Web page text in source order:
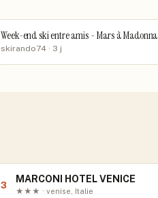
Week-end ski entre amis - Mars à Madonna
skirando74 · 3 j
3
MARCONI HOTEL VENICE
★★★ · venise, Italie